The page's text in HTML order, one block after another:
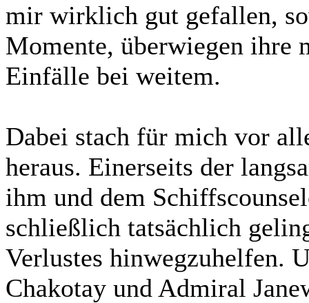
mir wirklich gut gefallen,
Momente, überwiegen ihre
Einfälle bei weitem.
Dabei stach für mich vor
heraus. Einerseits der
ihm und dem
schließlich tatsächlich
Verlustes hinwegzuhelfen.
Chakotay und Admiral